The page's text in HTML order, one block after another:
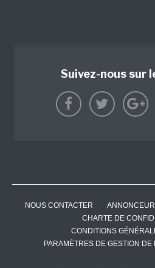
Suivez-nous sur
NOUS CONTACTER
CHARTE DE
CONDITIONS
PARAMÈTRES DE GESTION